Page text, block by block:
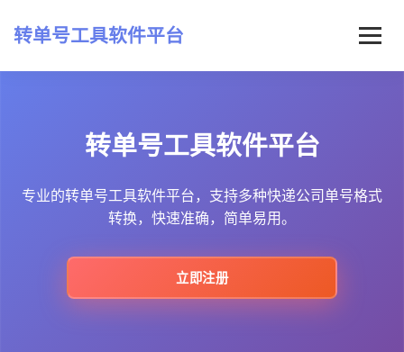
转单号工具软件平台
常见问题
最新资讯
转单号工具软件平台
专业的转单号工具软件平台，支持多种快递公司单号格式
转换，快速准确，简单易用。
立即注册